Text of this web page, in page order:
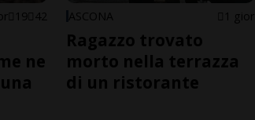
19 42
ne
ASCONA 1 gior
Ragazzo trovato
morto nella terrazza
di un ristorante